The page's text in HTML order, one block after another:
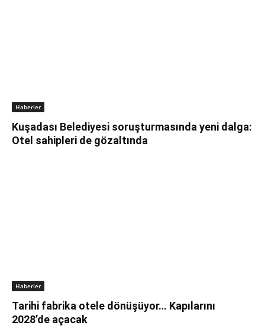
Haberler
Kuşadası Belediyesi soruşturmasında yeni dalga:
Otel sahipleri de gözaltında
Haberler
Tarihi fabrika otele dönüşüyor… Kapılarını
2028’de açacak